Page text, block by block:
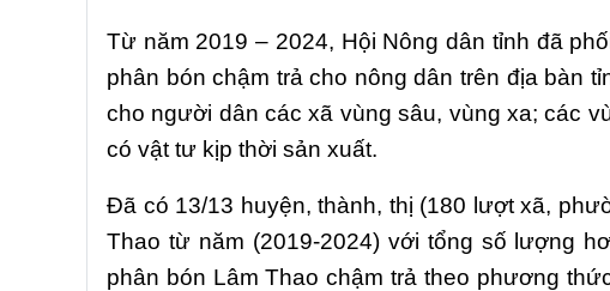
Từ năm 2019 – 2024, Hội Nông dân tỉnh đã
phân bón chậm trả cho nông dân trên địa bàn
cho người dân các xã vùng sâu, vùng xa; các
có vật tư kịp thời sản xuất.
Đã có 13/13 huyện, thành, thị (180 lượt xã,
Thao từnăm (2019-2024) với tổng số lượng
phân bón Lâm Thao chậm trả theo phương